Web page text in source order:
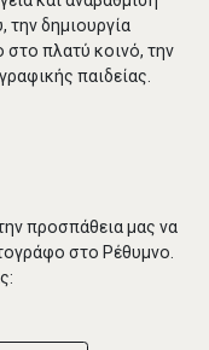
την δημιουργία
στο πλατύ κοινό, την
παιδείας.
προσπάθεια μας να
στο Ρέθυμνο.